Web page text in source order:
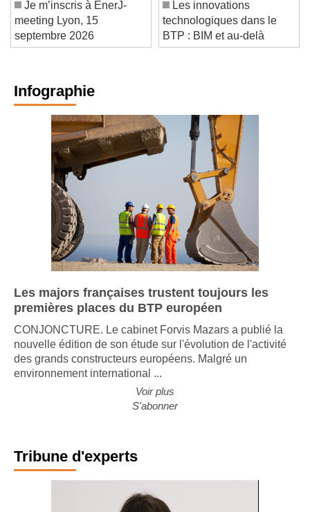
Je m’inscris à EnerJ-
meeting Lyon, 15
septembre 2026
Les innovations
technologiques dans le
BTP : BIM et au-delà
Infographie
Les majors françaises trustent toujours les
premières places du BTP européen
CONJONCTURE. Le cabinet Forvis Mazars a publié la
nouvelle édition de son étude sur l'évolution de l'activité
des grands constructeurs européens. Malgré un
Voir plus
Tribune d'experts